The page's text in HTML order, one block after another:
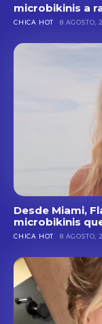
microbikinis a
CHICA HOT 8 AGOSTO,
Desde Miami,
microbikinis
CHICA HOT 8 AGOSTO,